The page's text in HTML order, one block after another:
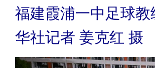
福建霞浦一中足球
华社记者 姜克红 摄